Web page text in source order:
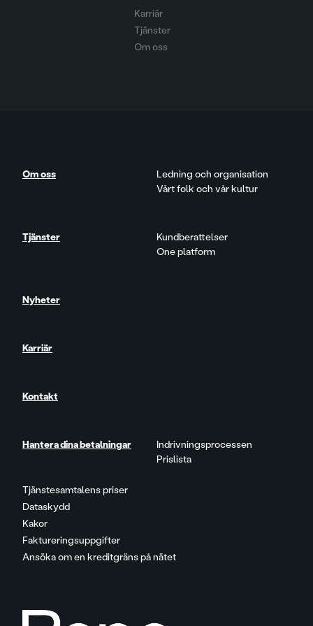
Karriär
Tjänster
Om oss
Tjänstesamtalens priser
Dataskydd
Kakor
Faktureringsuppgifter
Ansöka om en kreditgräns på nätet
Om oss
Ledning och organisation
Vårt folk och vår kultur
Tjänster
Kundberattelser
One platform
Nyheter
Karriär
Kontakt
Hantera dina betalningar
Indrivningsprocessen
Prislista